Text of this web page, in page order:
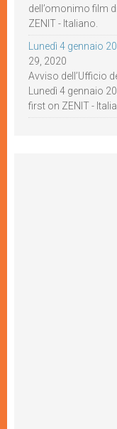
dell’omonimo film
ZENIT - Italiano.
Lunedì 4 gennaio
29, 2020
Avviso dell’Ufficio
Lunedì 4 gennaio
first on ZENIT -